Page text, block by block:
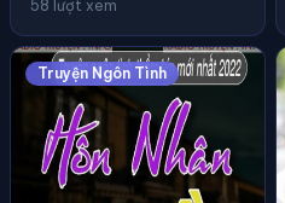
58 lượt xem
Truyện Ngôn Tình